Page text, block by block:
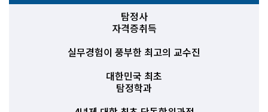
탐정사
자격증취득
실무경험이 풍부한 최고의 교수진
대한민국 최초
탐정학과